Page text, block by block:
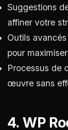
Suggestions
affiner votre
Outils
pour
Processus de
œuvre sans
4. WP